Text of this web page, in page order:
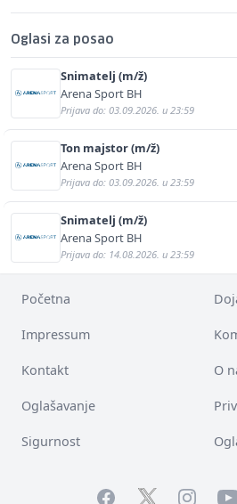
Oglasi za posao
Snimatelj (m/ž)
Arena Sport BH
Prijava do: 03.09.2026. u 23:59
Ton majstor (m/ž)
Arena Sport BH
Prijava do: 03.09.2026. u 23:59
Snimatelj (m/ž)
Arena Sport BH
Prijava do: 14.08.2026. u 23:59
Početna
Impressum
Kontakt O
Oglašavanje
Sigurnost
FacebookTwitter